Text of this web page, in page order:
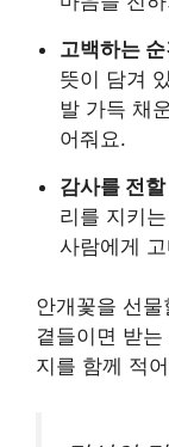
고백하는
뜻이 담겨
발 가득 채
어줘요.
감사를 전할
리를 지키
사람에게
안개꽃을 선
곁들이면 받
지를 함께 적